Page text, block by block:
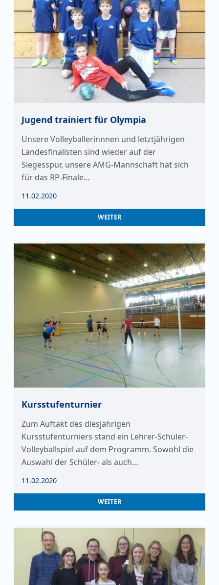
Jugend trainiert für Olympia
Unsere Volleyballerinnnen und letztjährigen
Landesfinalisten sind wieder auf der
Siegesspur, unsere AMG-Mannschaft hat sich
für das RP-Finale…
11.02.2020
WEITER
Kursstufenturnier
Zum Auftakt des diesjährigen
Kursstufenturniers stand ein Lehrer-Schüler-
Volleyballspiel auf dem Programm. Sowohl die
Auswahl der Schüler- als auch…
11.02.2020
WEITER